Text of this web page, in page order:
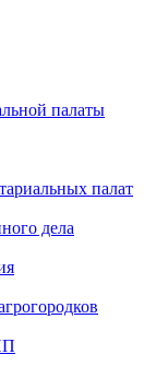
палаты
палат
дела